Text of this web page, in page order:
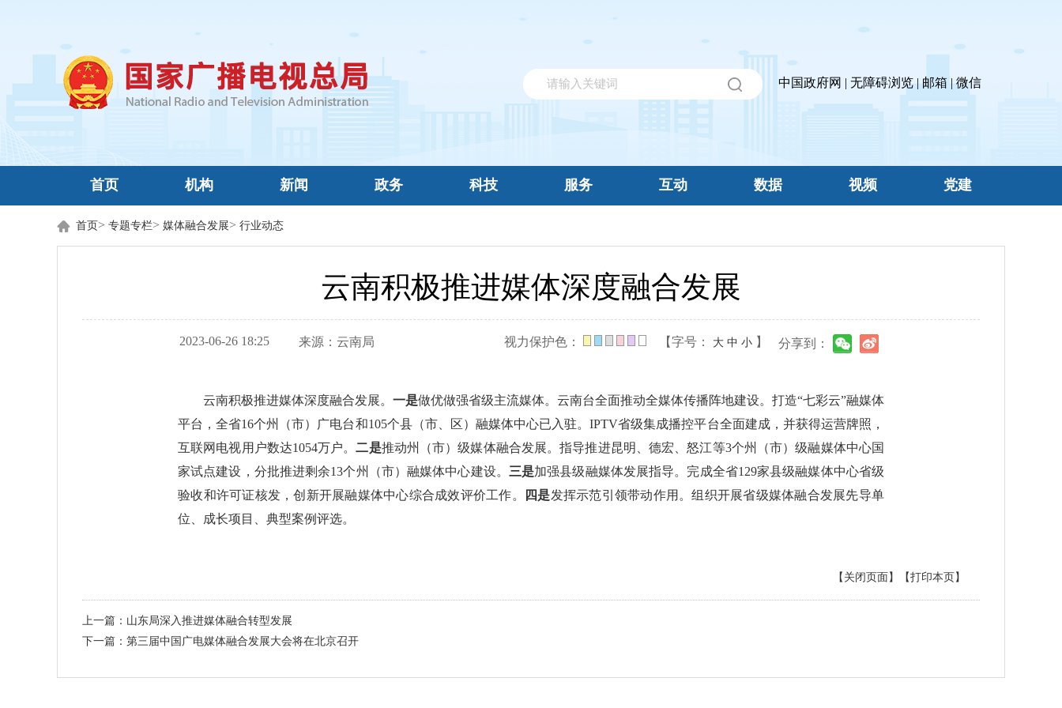
中国政府网 | 无障碍浏览|邮箱 |微信
首页 机构 新闻 政务 科技 服务 互动 数据 视频 党建
首页> 专题专栏> 媒体融合发展> 行业动态
云南积极推进媒体深度融合发展
2023-06-26 18:25 来源： 云南局 视力保护色： 【字号： 大 中 小 】 分享到：
云南积极推进媒体深度融合发展。 一是做优做强省级主流媒体。云南台全面推动全媒体传播阵地建设。打造“七彩云”融媒体
平台，全省16个州（市）广电台和105个县（市、区）融媒体中心已入驻。IPTV省级集成播控平台全面建成，并获得运营牌照，
互联网电视用户数达1054万户。二是推动州（市）级媒体融合发展。指导推进昆明、德宏、怒江等3个州（市）级融媒体中心国
家试点建设，分批推进剩余13个州（市）融媒体中心建设。 三是加强县级融媒体发展指导。完成全省129家县级融媒体中心省级
验收和许可证核发，创新开展融媒体中心综合成效评价工作。
四是发挥示范引领带动作用。组织开展省级媒体融合发展先导单
位、成长项目、典型案例评选。
【打印本页】
【关闭页面】
上一篇：山东局深入推进媒体融合转型发展
下一篇：第三届中国广电媒体融合发展大会将在北京召开